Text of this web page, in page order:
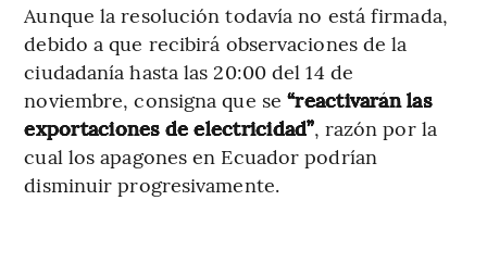
Aunque la resolución todavía no está firmada,
debido a que recibirá observaciones de la
ciudadanía hasta las 20:00 del 14 de
noviembre, consigna que se“reactivarán las
exportaciones de electricidad”, razón por la
cual los apagones en Ecuador podrían
disminuir progresivamente.